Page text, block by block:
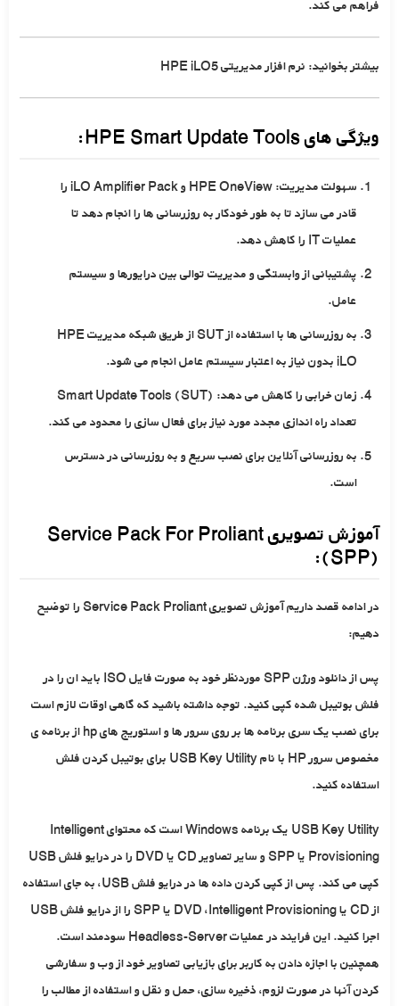
فراهم می کند.
بیشتر بخوانید: نرم افزار مدیریتی HPE iLO5
ویژگی های HPE Smart Update Tools:
سهولت مدیریت: HPE OneView و iLO Amplifier Pack را
قادر می سازد تا به طور خودکار به روزرسانی ها را انجام دهد تا
عملیات IT را کاهش دهد.
پشتیبانی از وابستگی و مدیریت توالی بین درایورها و سیستم
عامل.
به روزرسانی ها با استفاده از SUT از طریق شبکه مدیریت HPE
iLO بدون نیاز به اعتبار سیستم عامل انجام می شود.
زمان خرابی را کاهش می دهد: Smart Update Tools (SUT)
تعداد راه اندازی مجدد مورد نیاز برای فعال سازی را محدود می کند.
به روزرسانی آنلاین برای نصب سریع و به روزرسانی در دسترس
است.
آموزش تصویری Service Pack For Proliant
(SPP):
در ادامه قصد داریم آموزش تصویری Service Pack Proliant را توضیح
دهیم:
پس از دانلود ورژن SPP موردنظر خود به صورت فایل ISO باید ان را در
فلش بوتیبل شده کپی کنید. توجه داشته باشید که گاهی اوقات لازم است
برای نصب یک سری برنامه ها بر روی سرور ها و استوریج های hp از برنامه ی
مخصوص سرور HP با نام USB Key Utility برای بوتیبل کردن فلش
استفاده کنید.
USB Key Utility یک برنامه Windows است که محتوای Intelligent
Provisioning یا SPP و سایر تصاویر CD یا DVD را در درایو فلش USB
کپی می کند. پس از کپی کردن داده ها در درایو فلش USB، به جای استفاده
از CD یا DVD ،Intelligent Provisioning یا SPP را از درایو فلش USB
اجرا کنید. این فرایند در عملیات Headless-Server سودمند است.
همچنین با اجازه دادن به کاربر برای بازیابی تصاویر خود از وب و سفارشی
کردن آنها در صورت لزوم، ذخیره سازی، حمل و نقل و استفاده از مطالب را